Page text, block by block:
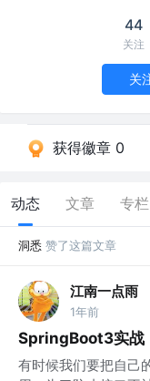
44
关注
关
获得徽章 0
动态 文章 专栏
洞悉 赞了这篇文章
江南一点雨
1年前
SpringBoot3实战
有时候我们要把自己